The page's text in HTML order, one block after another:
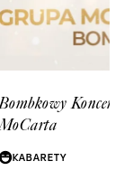
Koncert
KABARETY